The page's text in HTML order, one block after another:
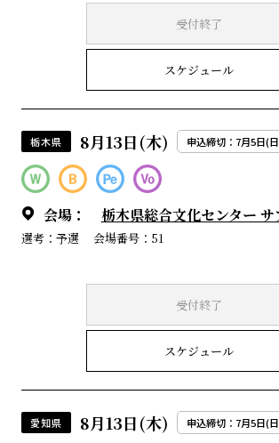
受付終了
スケジュール
栃木県 8月13日(木) 申込締切：7月5日(
会場： 栃木県総合文化センター
選考：予選 会場番号：51
受付終了
スケジュール
愛知県 8月13日(木) 申込締切：7月5日(